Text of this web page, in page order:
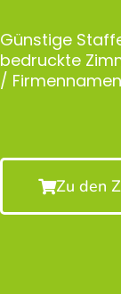
Günstige
bedruckte
/
Zu den